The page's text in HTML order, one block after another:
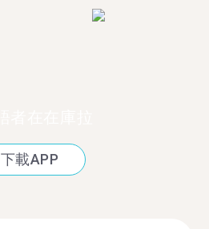
下載APP